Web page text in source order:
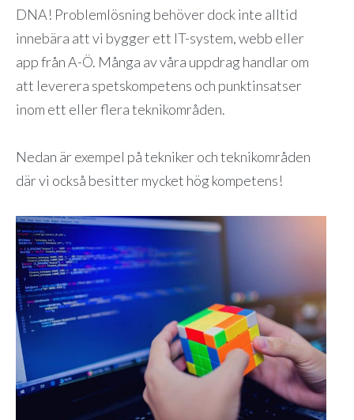
DNA! Problemlösning behöver dock inte alltid
innebära att vi bygger ett IT-system, webb eller
app från A-Ö. Många av våra uppdrag handlar om
att leverera spetskompetens och punktinsatser
inom ett eller flera teknikområden.
Nedan är exempel på tekniker och teknikområden
där vi också besitter mycket hög kompetens!